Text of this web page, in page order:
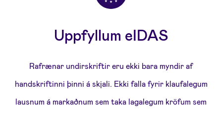
Uppfyllum eIDAS
Rafrænar undirskriftir eru ekki bara myndir af
handskriftinni þinni á skjali. Ekki falla fyrir klaufalegum
lausnum á markaðnum sem taka lagalegum kröfum sem